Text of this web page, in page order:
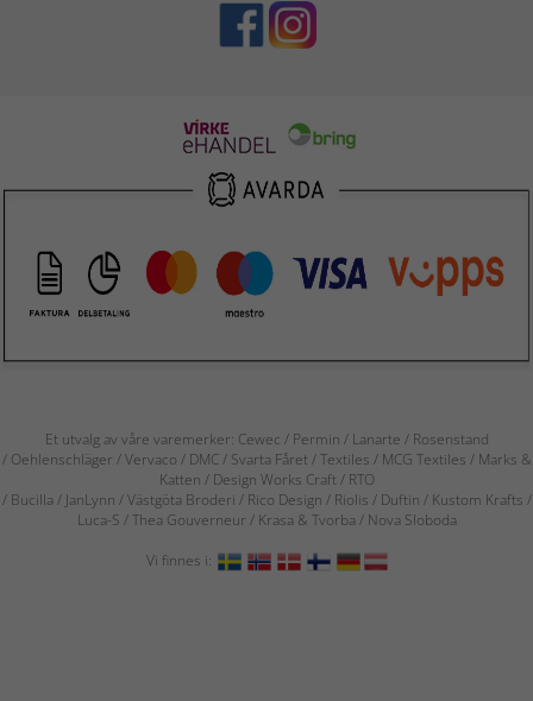
Et utvalg av våre varemerker: Cewec / Permin / Lanarte / Rosenstand
/ Oehlenschläger / Vervaco / DMC / Svarta Fåret / Textiles / MCG Textiles / Marks &
Katten / Design Works Craft / RTO
/ Bucilla / JanLynn / Västgöta Broderi / Rico Design / Riolis / Duftin / Kustom Krafts /
Luca-S / Thea Gouverneur / Krasa & Tvorba / Nova Sloboda
Vi finnes i: